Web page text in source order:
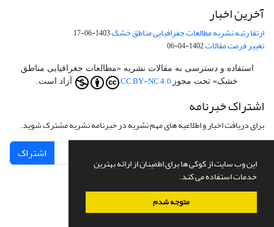
این وب سایت از کوکی ها برای اطمینان از ارائه بهترین
خدمات استفاده می کند.
متوجه شدم
آخرین اخبار
ارتقا رتبه نشریه مطالعات جفرافیایی مناطق خشک1403-06-17
تغییر فرمت مقالات1402-04-06
استفاده و دسترسی به مقالات نشریه «مطالعات جغرافیایی مناطق
خشک» تحت مجوز CC BY-NC 4.0 آزاد است.
اشتراک خبرنامه
برای دریافت اخبار و اطلاعیه های مهم نشریه در خبرنامه نشریه مشترک شوید.
اشتراک
سامانه مدیریت نشریات علمی.طراحی و پیاده سازی ازسیناوب